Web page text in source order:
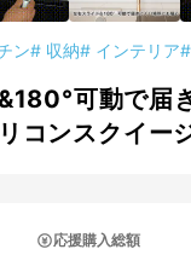
ン# 収納# インテリア
可動で届
コンスクイー
応援購入総額